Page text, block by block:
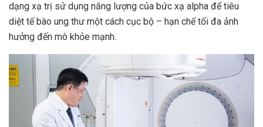
dạng xạ trị sử dụng năng lượng của bức xạ alpha để tiêu
diệt tế bào ung thư một cách cục bộ – hạn chế tối đa ảnh
hưởng đến mô khỏe mạnh.